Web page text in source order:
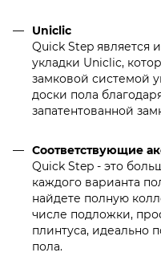
Uniclic
Quick Step является
укладки Uniclic,
замковой системой
доски пола
запатентованной
Соответствующие
Quick Step - это
каждого варианта
найдете полную
числе подложки,
плинтуса, идеально
пола.